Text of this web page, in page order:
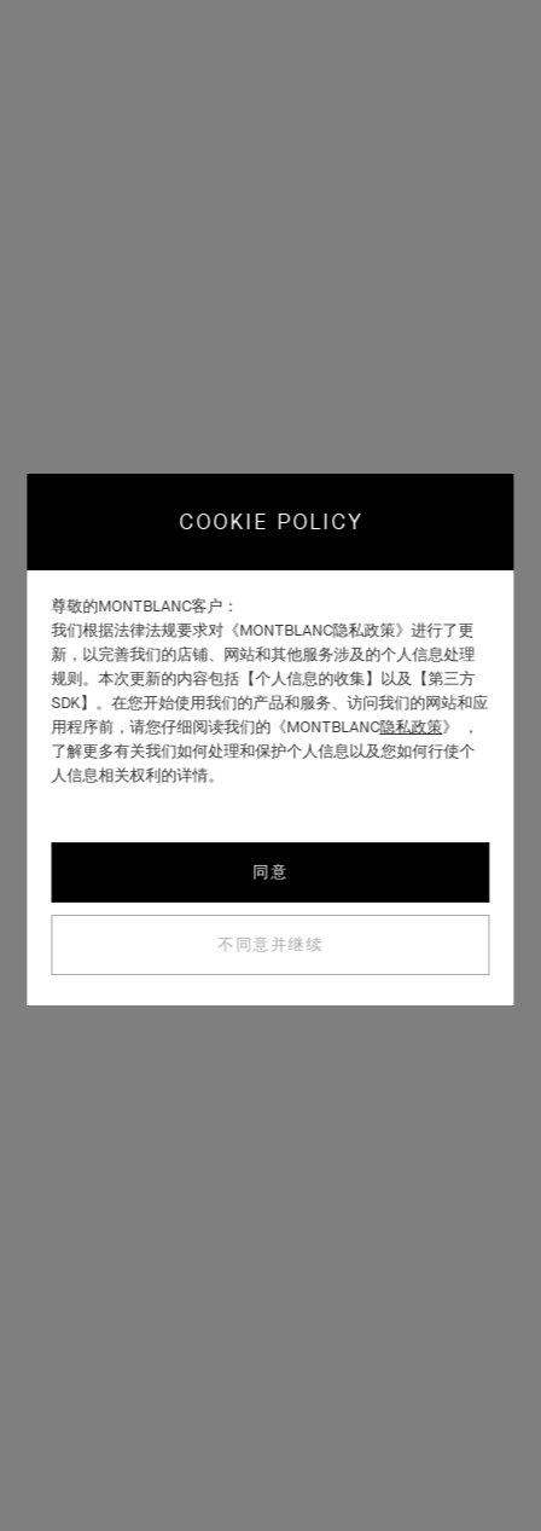
COOKIE POLICY
尊敬的MONTBLANC客户：
我们根据法律法规要求对《MONTBLANC隐私政策》进行了更
新，以完善我们的店铺、网站和其他服务涉及的个人信息处理
规则。本次更新的内容包括【个人信息的收集】以及【第三方
SDK】。在您开始使用我们的产品和服务、访问我们的网站和应
用程序前，请您仔细阅读我们的《MONTBLANC隐私政策》 ，
了解更多有关我们如何处理和保护个人信息以及您如何行使个
人信息相关权利的详情。
同意
不同意并继续